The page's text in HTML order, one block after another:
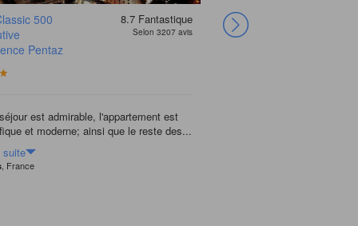
500
Pentaz
8.7 Fantastique
Selon 3207 avis
est admirable, l'appartement est
et moderne; ainsi que le reste des...
suite
, France
Shinchon Ever8
Serviced